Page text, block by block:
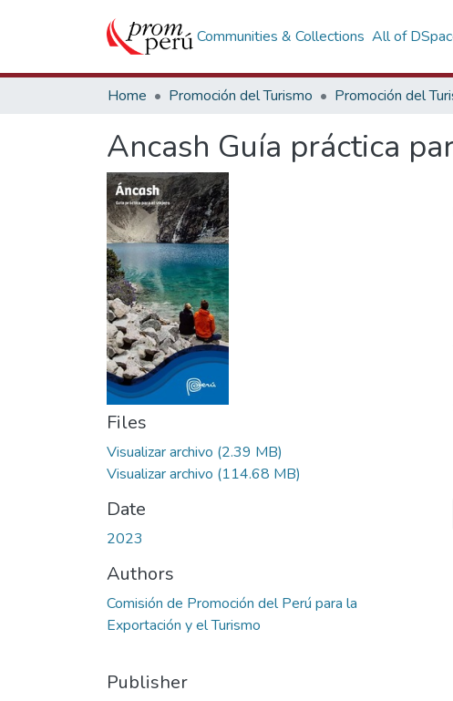
Communities & Collections All of
Home Promoción del Turismo
Ancash Guía práctica
Files
Visualizar archivo (2.39 MB)
Visualizar archivo (114.68 MB)
Date
2023
Authors
Comisión de Promoción del Perú para la
Exportación y el Turismo
Publisher